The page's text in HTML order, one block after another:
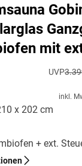
mit
UVP
inkl.
x 202 cm
+ ext.